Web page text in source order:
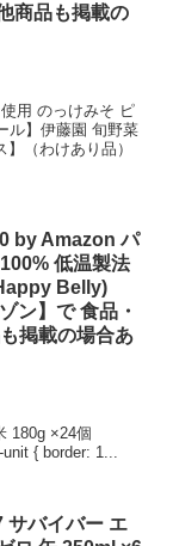
商品も掲載の
用 のっけみそ ピ
ル】伊藤園 旬野菜
（わけあり品）
by Amazon パ
低温製法
Belly)
ン】で 食品・
掲載の場合あ
180g ×24個
{ border: 1...
サバイバー エ